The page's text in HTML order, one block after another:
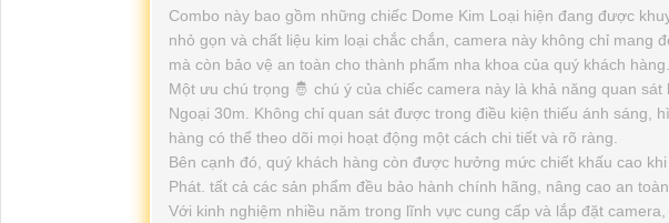
Combo này bao gồm những chiếc Dome Kim Loại hiện đang được
nhỏ gọn và chất liệu kim loại chắc chắn, camera này không chỉ mang
mà còn bảo vệ an toàn cho thành phẩm nha khoa của quý khách hàng.
Một ưu chú trọng 🤴 chú ý của chiếc camera này là khả năng quan
Ngoại 30m. Không chỉ quan sát được trong điều kiện thiếu ánh sáng,
hàng có thể theo dõi mọi hoạt động một cách chi tiết và rõ ràng.
Bên cạnh đó, quý khách hàng còn được hưởng mức chiết khấu cao
Phát. tất cả các sản phẩm đều bảo hành chính hãng, nâng cao an
Với kinh nghiệm nhiều năm trong lĩnh vực cung cấp và lắp đặt